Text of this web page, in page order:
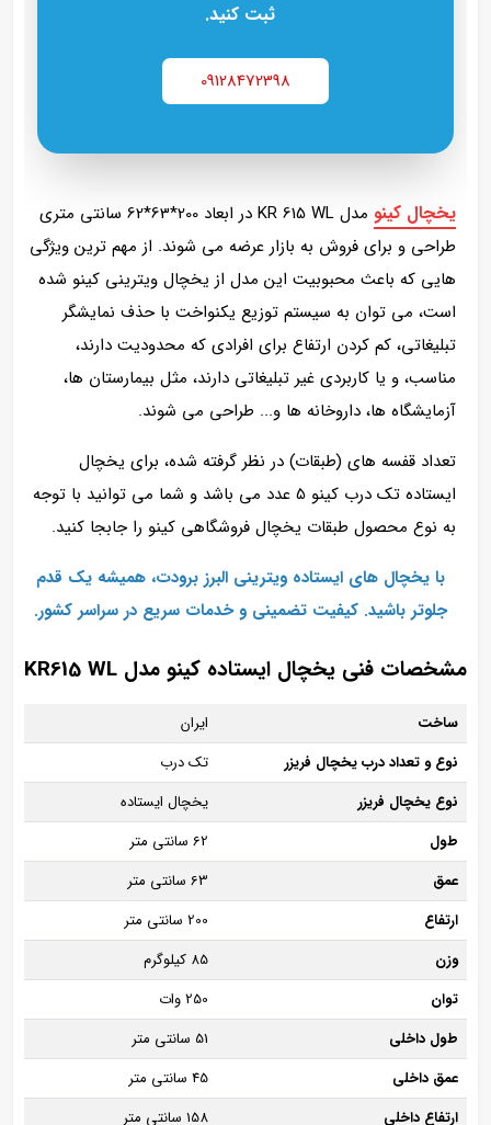
ثبت کنید.
09128472398
یخچال کینو مدل KR 615 WL در ابعاد
200*63*62 سانتی متری
طراحی و برای فروش به بازار عرضه می شوند. از مهم ترین ویژگی
هایی که باعث محبوبیت این مدل از یخچال ویترینی کینو شده
است، می توان به سیستم توزیع یکنواخت با حذف نمایشگر
تبلیغاتی، کم کردن ارتفاع برای افرادی که محدودیت دارند،
مناسب، و یا کاربردی غیر تبلیغاتی دارند، مثل بیمارستان ها،
آزمایشگاه ها، داروخانه ها و... طراحی می شوند.
تعداد قفسه های (طبقات) در نظر گرفته شده، برای یخچال
ایستاده تک درب کینو 5 عدد می باشد و شما می توانید با توجه
به نوع محصول طبقات یخچال فروشگاهی کینو را جابجا کنید.
با یخچال‌ های ایستاده ویترینی البرز برودت، همیشه یک قدم
جلوتر باشید. کیفیت تضمینی و خدمات سریع در سراسر کشور.
مشخصات فنی یخچال ایستاده کینو مدل KR615 WL
ساخت
ایران
نوع و تعداد درب یخچال فریزر
تک درب
نوع یخچال فریزر
یخچال ایستاده
طول
62 سانتی متر
عمق
63 سانتی متر
ارتفاع
200 سانتی متر
وزن
85 کیلوگرم
توان
250 وات
طول داخلی
51 سانتی متر
عمق داخلی
45 سانتی متر
ارتفاع داخلی
158 سانتی متر